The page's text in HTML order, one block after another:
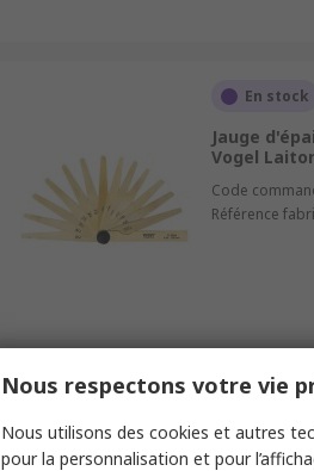
En stock
Jauge
Vogel
Code
Référence
En stock
Jauge
SKF
Nous respectons votre vie
Nous utilisons des cookies et autres
pour la personnalisation et pour